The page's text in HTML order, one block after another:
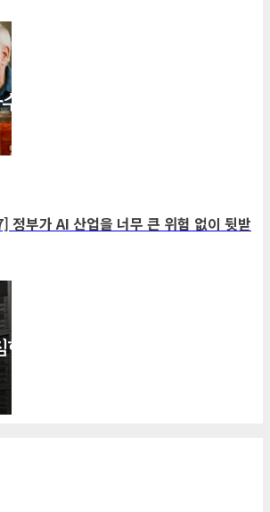
정부가 AI 산업을 너무 큰 위험 없이 뒷받